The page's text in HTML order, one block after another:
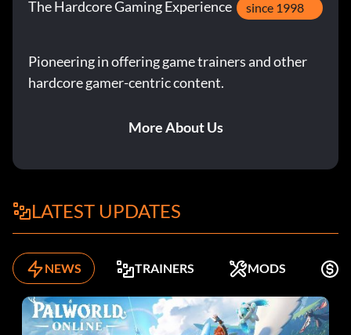
The Hardcore Gaming Experience since 1998
Pioneering in offering game trainers and other
hardcore gamer-centric content.
More About Us
LATEST UPDATES
NEWS TRAINERS MODS